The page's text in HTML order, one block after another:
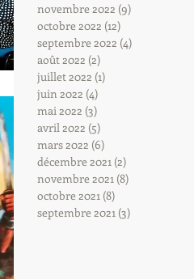
novembre 2022 (9)
octobre 2022 (12)
septembre 2022 (4)
août 2022 (2)
juillet 2022 (1)
juin 2022 (4)
mai 2022 (3)
avril 2022 (5)
mars 2022 (6)
décembre 2021 (2)
novembre 2021 (8)
octobre 2021 (8)
septembre 2021 (3)